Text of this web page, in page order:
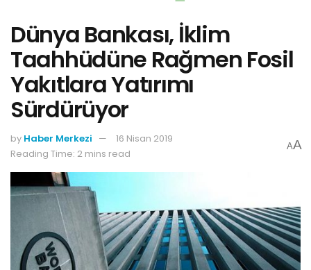
Dünya Bankası, İklim
Taahhüdüne Rağmen Fosil
Yakıtlara Yatırımı
Sürdürüyor
by Haber Merkezi
16 Nisan 2019
Reading Time: 2 mins read
AA